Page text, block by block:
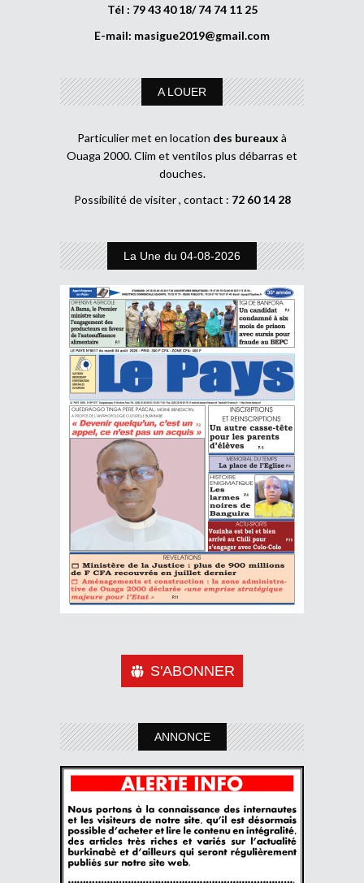
Tél : 79 43 40 18/ 74 74 11 25
E-mail: masigue2019@gmail.com
A LOUER
Particulier met en location des bureaux à
Ouaga 2000. Clim et ventilos plus débarras et
douches.
Possibilité de visiter , contact : 72 60 14 28
La Une du 04-08-2026
S'ABONNER
ANNONCE